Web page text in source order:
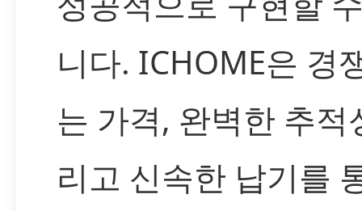
니다. ICHOME은 경
는 가격, 완벽한 추적
리고 신속한 납기를